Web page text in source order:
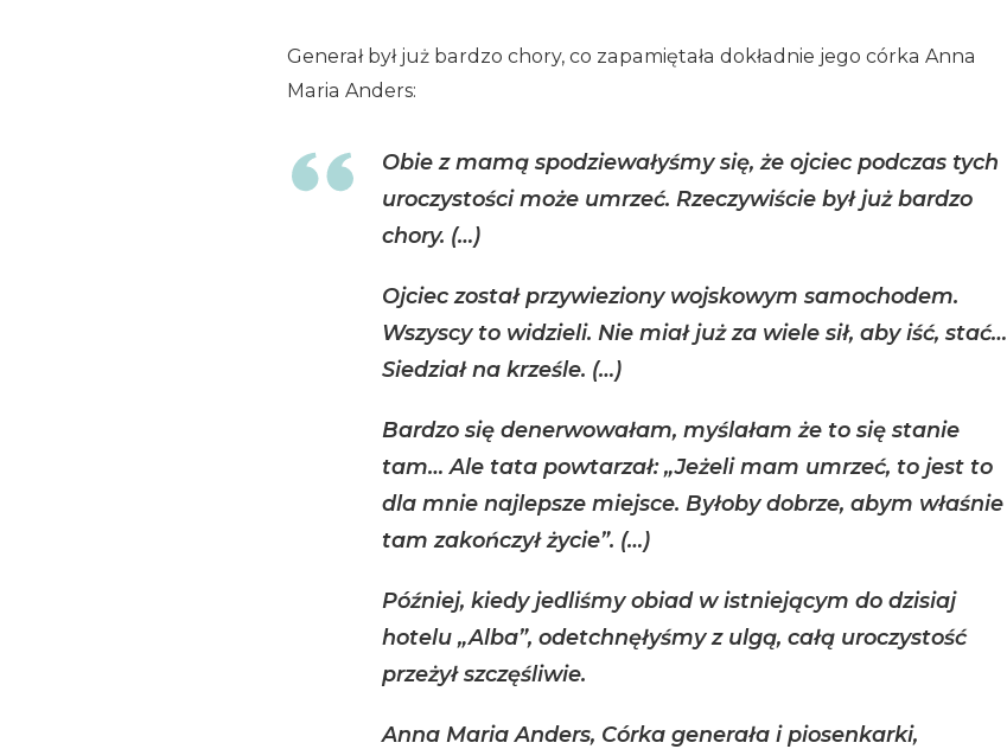
Generał był już bardzo chory, co zapamiętała dokładnie jego córka Anna
Maria Anders:
Obie z mamą spodziewałyśmy się, że ojciec podczas tych
uroczystości może umrzeć. Rzeczywiście był już bardzo
chory. (…)
Ojciec został przywieziony wojskowym samochodem.
Wszyscy to widzieli. Nie miał już za wiele sił, aby iść, stać…
Siedział na krześle. (…)
Bardzo się denerwowałam, myślałam że to się stanie
tam… Ale tata powtarzał: „Jeżeli mam umrzeć, to jest to
dla mnie najlepsze miejsce. Byłoby dobrze, abym właśnie
tam zakończył życie”. (…)
Później, kiedy jedliśmy obiad w istniejącym do dzisiaj
hotelu „Alba”, odetchnęłyśmy z ulgą, całą uroczystość
przeżył szczęśliwie.
Anna Maria Anders, Córka generała i piosenkarki,